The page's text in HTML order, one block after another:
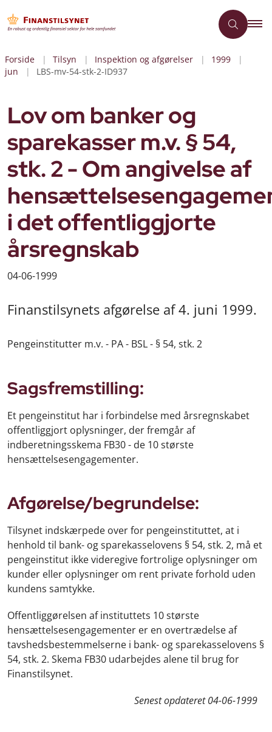
Forside Tilsyn Inspektion og afgørelser
1999
jun
LBS-mv-54-stk-2-ID937
Lov om banker og
sparekasser m.v. § 54,
stk. 2 - Om angivelse af
i det offentliggjorte
årsregnskab
04-06-1999
Finanstilsynets afgørelse af 4. juni 1999.
Pengeinstitutter m.v. - PA - BSL - § 54, stk. 2
Sagsfremstilling:
Et pengeinstitut har i forbindelse med årsregnskabet
offentliggjort oplysninger, der fremgår af
indberetningsskema FB30 - de 10 største
hensættelsesengagementer.
Afgørelse/begrundelse:
Tilsynet indskærpede over for pengeinstituttet, at i
henhold til bank- og sparekasselovens § 54, stk. 2, må et
pengeinstitut ikke videregive fortrolige oplysninger om
kunder eller oplysninger om rent private forhold uden
kundens samtykke.
Offentliggørelsen af instituttets 10 største
hensættelsesengagementer er en overtrædelse af
tavshedsbestemmelserne i bank- og sparekasselovens §
54, stk. 2. Skema FB30 udarbejdes alene til brug for
Finanstilsynet.
Senest opdateret04-06-1999